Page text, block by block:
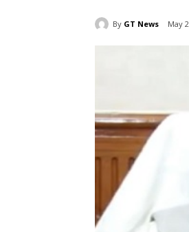
By GT News May